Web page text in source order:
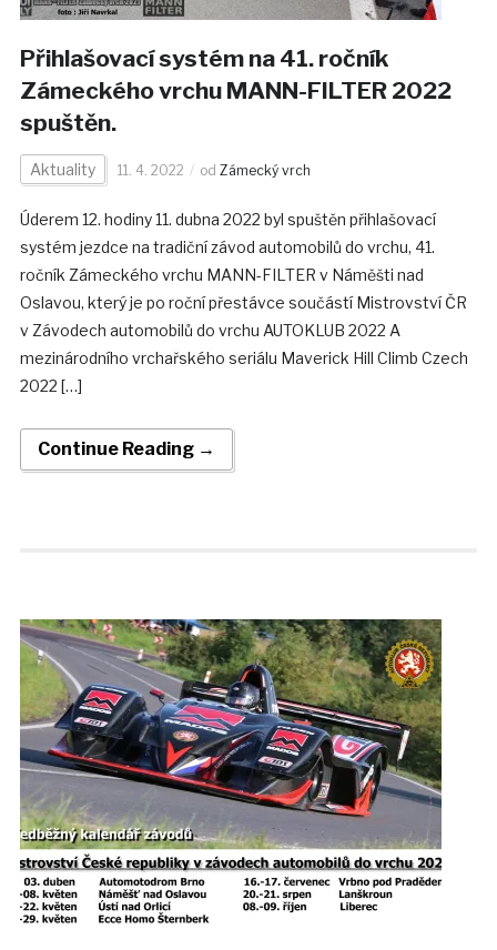
Přihlašovací systém na 41. ročník
Zámeckého vrchu MANN-FILTER 2022
spuštěn.
Aktuality 11. 4. 2022 od Zámecký vrch
Úderem 12. hodiny 11. dubna 2022 byl spuštěn přihlašovací
systém jezdce na tradiční závod automobilů do vrchu, 41.
ročník Zámeckého vrchu MANN-FILTER v Náměšti nad
Oslavou, který je po roční přestávce součástí Mistrovství ČR
v Závodech automobilů do vrchu AUTOKLUB 2022 A
mezinárodního vrchařského seriálu Maverick Hill Climb Czech
2022 […]
Continue Reading →